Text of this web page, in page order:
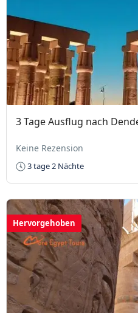
3 Tage Ausflug nach
Keine Rezension
3 tage 2 Nächte
Hervorgehoben